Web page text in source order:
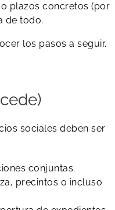
plazos concretos (por
de todo.
los pasos a seguir.
sociales deben ser
conjuntas.
precintos o incluso